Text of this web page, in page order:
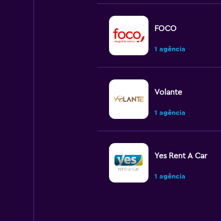
FOCO
1 agência
Volante
1 agência
Yes Rent A Car
1 agência